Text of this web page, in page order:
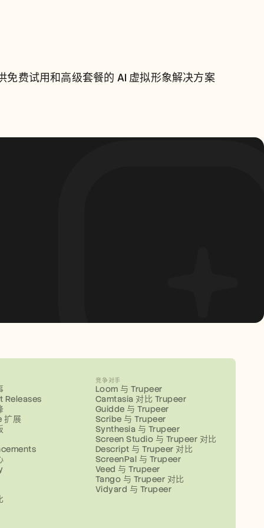
虚拟形象解决方案
免费试用和高级套餐的 AI 虚拟形象解决方案
Releases
扩展
竞争对手
Loom 与 Trupeer
Camtasia 对比 Trupeer
Guidde 与 Trupeer
Scribe 与 Trupeer
Synthesia 与 Trupeer
Screen Studio 与 Trupeer 对比
Descript 与 Trupeer 对比
ScreenPal 与 Trupeer
Veed 与 Trupeer
Tango 与 Trupeer 对比
Vidyard 与 Trupeer